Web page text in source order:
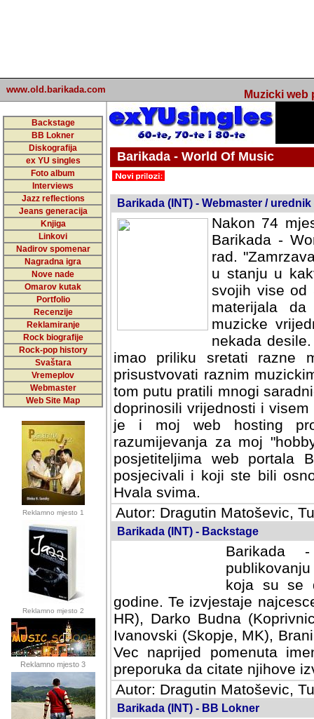
www.old.barikada.com Muzicki web
Backstage
BB Lokner
Diskografija
ex YU singles
Foto album
Interviews
Jazz reflections
Jeans generacija
Knjiga
Linkovi
Nadirov spomenar
Nagradna igra
Nove nade
Omarov kutak
Portfolio
Recenzije
Reklamiranje
Rock biografije
Rock-pop history
Svaštara
Vremeplov
Webmaster
Web Site Map
Reklamno mjesto 1
Reklamno mjesto 2
Reklamno mjesto 3
Barikada - World Of Music
Barikada (INT) - Webmaster / urednik
Nakon 74
Barikada -
rad.
u stanju u
svojih vise od
materijala
muzicke
nekada
imao priliku sretati razne
prisustvovati raznim
tom putu pratili mnogi
doprinosili vrijednosti i
je i moj web hosting
razumijevanja za moj
posjetiteljima web portala
posjecivali i koji ste bili
Hvala svima.
Autor: Dragutin Matoševic,
Barikada (INT) - Backstage
Barikada
koja su se
godine. Te izvjestaje
HR), Darko Budna
Ivanovski (Skopje, MK),
Vec naprijed pomenuta
preporuka da citate njihove
Autor: Dragutin Matoševic,
Barikada (INT) - BB Lokner